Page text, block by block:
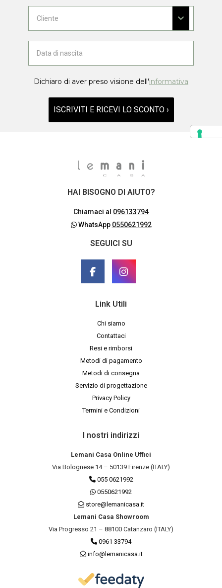
Dichiaro di aver preso visione dell'informativa
ISCRIVITI E RICEVI LO SCONTO ›
HAI BISOGNO DI AIUTO?
Chiamaci al 096133794
WhatsApp 0550621992
SEGUICI SU
Link Utili
Chi siamo
Contattaci
Resi e rimborsi
Metodi di pagamento
Metodi di consegna
Servizio di progettazione
Privacy Policy
Termini e Condizioni
I nostri indirizzi
Lemani Casa Online Uffici
Via Bolognese 14 – 50139 Firenze (ITALY)
055 0621992
0550621992
store@lemanicasa.it
Lemani Casa Showroom
Via Progresso 21 – 88100 Catanzaro (ITALY)
0961 33794
info@lemanicasa.it